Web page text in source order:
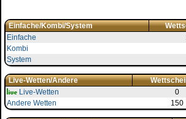
Einfache/Kombi/System
Einfache
Kombi
System
Live-Wetten/Andere
Live-Wetten
0
Andere Wetten
150